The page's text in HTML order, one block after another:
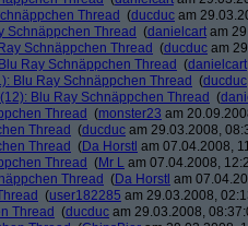
Thread (ducduc am
Schnäppchen Thread (danielcart am
Schnäppchen Thread (ducduc am
Ray Schnäppchen Thread (danielcart
Blu Ray Schnäppchen Thread (ducduc
Blu Ray Schnäppchen Thread (
Thread (monster23 am
Thread (ducduc am 29.03.2008,
Thread (Da Horstl am 07.04.2008,
Thread (Mr L am 07.04.2008,
Thread (Da Horstl am
(user182285 am 29.03.2008,
Thread (ducduc am 29.03.2008,